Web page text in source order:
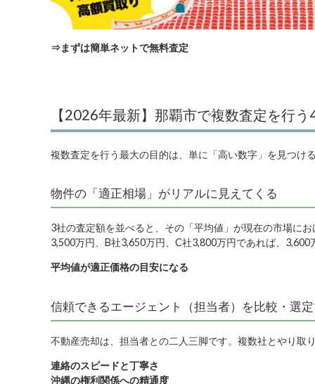
⇒まずは簡単ネットで無料査定
【2026年最新】那覇市で複数査定を行
複数査定を行う最大の目的は、単に「高い数字」を見つけ
物件の「適正相場」がリアルに見えてくる
3社の査定額を並べると、その「平均値」が現在の市場に
3,500万円、B社3,650万円、C社3,800万円であれば、
平均値が適正価格の目安になる
信頼できるエージェント（担当者）を比較・選
不動産売却は、担当者との二人三脚です。複数社とやり取
連絡のスピードと丁寧さ
沖縄の権利関係への精通度